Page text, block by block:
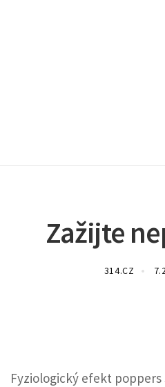
Zažijte
314.CZ
Fyziologický efekt